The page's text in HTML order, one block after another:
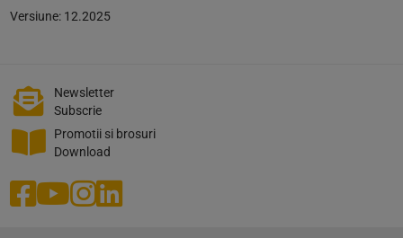
Versiune: 12.2025
Newsletter
Subscrie
Promotii si brosuri
Download